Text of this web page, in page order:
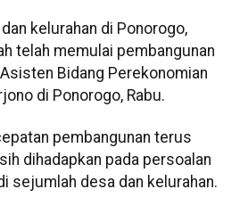
kelurahan di Ponorogo,
telah memulai pembangunan
Bidang Perekonomian
di Ponorogo, Rabu.
pembangunan terus
dihadapkan pada persoalan
sejumlah desa dan kelurahan.